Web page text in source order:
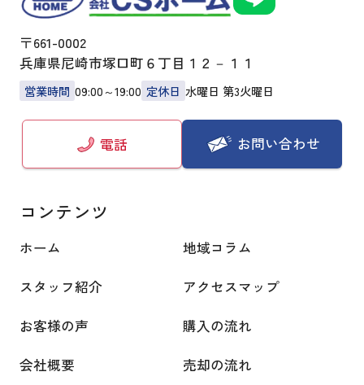
〒661-0002
兵庫県尼崎市塚口町６丁目１２－１１
営業時間 09:00～19:00 定休日 水曜日 第3火曜日
電話 お問い合わせ
コンテンツ
ホーム
地域コラム
スタッフ紹介
アクセスマップ
お客様の声
購入の流れ
会社概要
売却の流れ